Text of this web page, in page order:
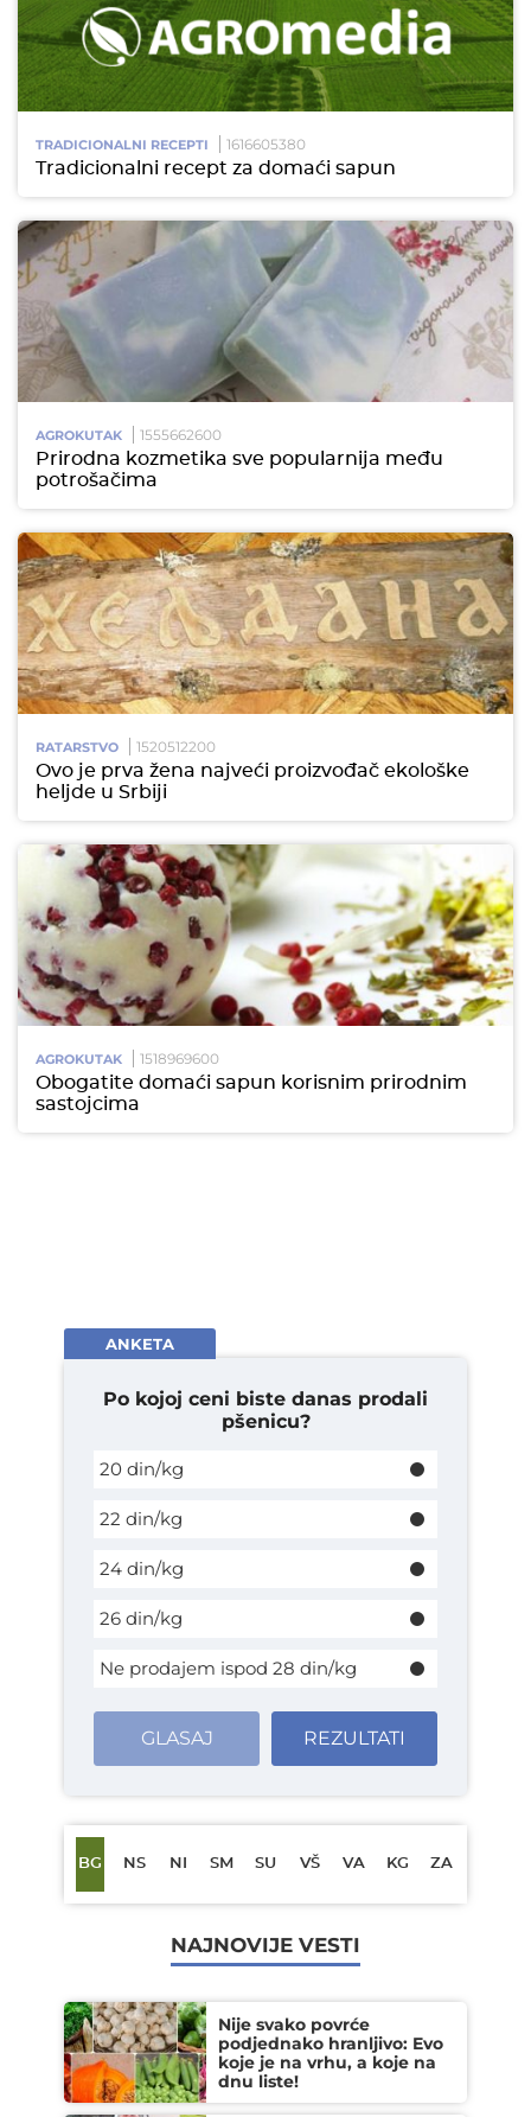
TRADICIONALNI RECEPTI 1616605380
Tradicionalni recept za domaći sapun
AGROKUTAK 1555662600
Prirodna kozmetika sve popularnija među
potrošačima
RATARSTVO 1520512200
Ovo je prva žena najveći proizvođač ekološke
heljde u Srbiji
AGROKUTAK 1518969600
Obogatite domaći sapun korisnim prirodnim
sastojcima
ANKETA
Po kojoj ceni biste danas prodali
pšenicu?
20 din/kg
22 din/kg
24 din/kg
26 din/kg
Ne prodajem ispod 28 din/kg
GLASAJ REZULTATI
BG NS NI SM SU VŠ VA KG ZA
NAJNOVIJE VESTI
Nije svako povrće
podjednako hranljivo: Evo
koje je na vrhu, a koje na
dnu liste!